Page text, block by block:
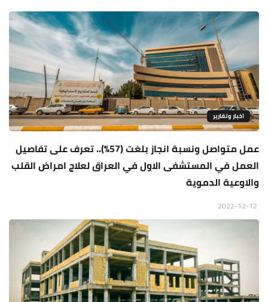
اخبار وتقارير
عمل متواصل ونسبة انجاز بلغت (57%).. تعرف على تفاصيل
العمل في المستشفى الاول في العراق لعلاج امراض القلب
والاوعية الدموية